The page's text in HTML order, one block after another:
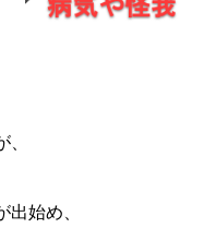
出始め、